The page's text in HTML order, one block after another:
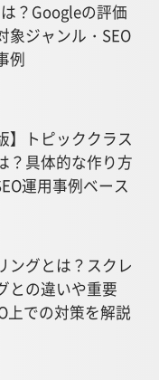
？Googleの評価
象ジャンル・SEO
例
】トピッククラス
？具体的な作り方
運用事例ベース
ングとは？スクレ
との違いや重要
上での対策を解説